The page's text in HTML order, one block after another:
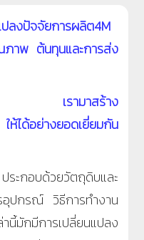
ปลงปัจจัยการผลิต4M
ภาพ ต้นทุนและการส่ง
ร้าง
ด้อย่างยอดเยี่ยมกัน
กอบด้วยวัตถุดิบและ
ปกรณ์ วิธีการทำงาน
มักมีการเปลี่ยนแปลง